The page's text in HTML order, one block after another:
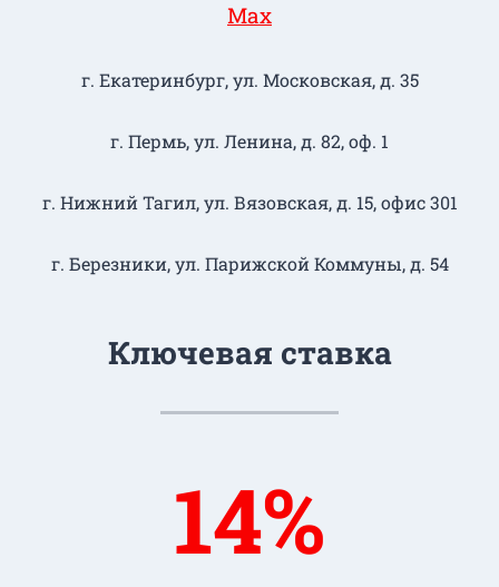
Max
г. Екатеринбург, ул. Московская, д. 35
г. Пермь, ул. Ленина, д. 82, оф. 1
г. Нижний Тагил​, ул. Вязовская, д. 15, офис 301
г. Березники, ул. Парижской Коммуны, д. 54
Ключевая ставка
14%